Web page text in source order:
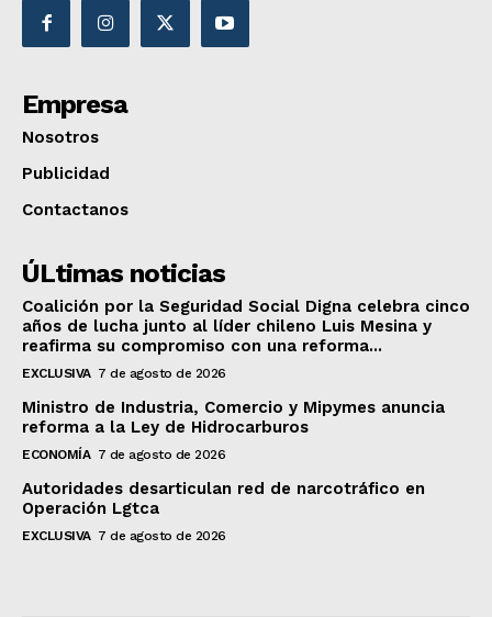
Empresa
Nosotros
Publicidad
Contactanos
ÚLtimas noticias
Coalición por la Seguridad Social Digna celebra cinco
años de lucha junto al líder chileno Luis Mesina y
reafirma su compromiso con una reforma...
EXCLUSIVA 7 de agosto de 2026
Ministro de Industria, Comercio y Mipymes anuncia
reforma a la Ley de Hidrocarburos
ECONOMÍA 7 de agosto de 2026
Autoridades desarticulan red de narcotráfico en
Operación Lgtca
EXCLUSIVA 7 de agosto de 2026